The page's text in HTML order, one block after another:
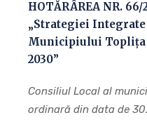
HOTĂRÂREA NR.
„Strategiei Integrate
Municipiului Toplița
2030”
Consiliul Local al
ordinară din data de